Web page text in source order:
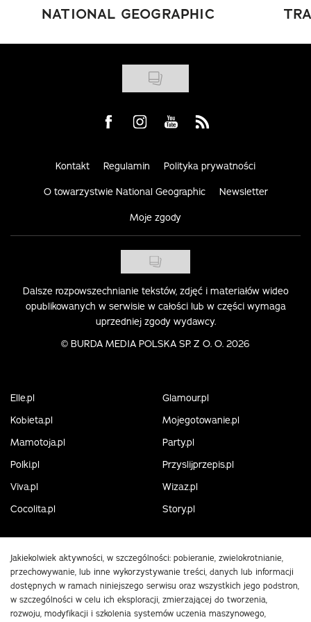
NATIONAL GEOGRAPHIC
Visit us on Facebook
Visit us on Instagram
Visit us on Youtube
Visit us on Rss
Kontakt Regulamin Polityka prywatności
O towarzystwie National Geographic Newsletter
Moje zgody
Dalsze rozpowszechnianie tekstów, zdjęć i materiałów wideo
opublikowanych w serwisie w całości lub w części wymaga
uprzedniej zgody wydawcy.
© BURDA MEDIA POLSKA SP. Z O. O. 2026
Elle.pl
Glamour.pl
Kobieta.pl
Mojegotowanie.pl
Mamotoja.pl
Party.pl
Polki.pl
Przyslijprzepis.pl
Viva.pl
Wizaz.pl
Cocolita.pl
Story.pl
Jakiekolwiek aktywności, w szczególności: pobieranie, zwielokrotnianie,
przechowywanie, lub inne wykorzystywanie treści, danych lub informacji
dostępnych w ramach niniejszego serwisu oraz wszystkich jego podstron,
w szczególności w celu ich eksploracji, zmierzającej do tworzenia,
rozwoju, modyfikacji i szkolenia systemów uczenia maszynowego,